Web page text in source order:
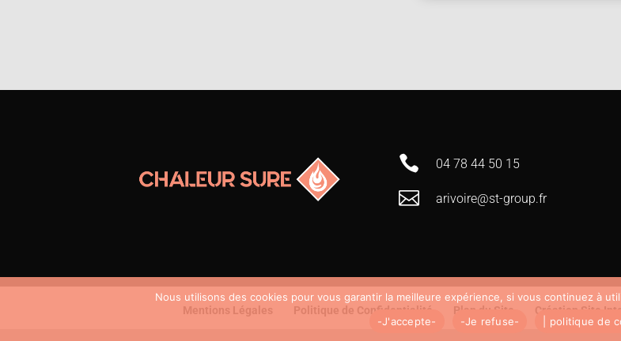
 04 78 44 50 15
 arivoire@st-group.fr
Mentions Légales Politique de Confidentialité Plan du Site Création Site
Nous utilisons des cookies pour vous garantir la meilleure expérience, si vous continuez à
-J'accepte-
-Je refuse- | politique de